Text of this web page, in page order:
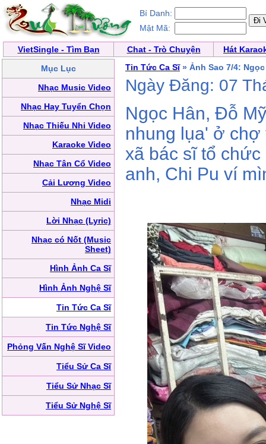
Bí Danh:
Mật Mã:
VietSingle - Tìm Bạn Chat - Trò Chuyện
Hát
Mục Lục
Nhạc Music Video
Nhạc Hay Tuyển Chọn
Nhạc Thiếu Nhi Video
Karaoke Video
Nhạc Tân Cổ Video
Cải Lương Video
Nhạc Midi
Lời Nhạc (Lyric)
Nhạc có Nốt (Music
Sheet)
Hình Ảnh Ca Sĩ
Hình Ảnh Nghệ Sĩ
Tin Tức Ca Sĩ
Tin Tức Nghệ Sĩ
Phỏng Vấn Nghệ Sĩ Video
Tiểu Sử Ca Sĩ
Tiểu Sử Nhạc Sĩ
Tiểu Sử Nghệ Sĩ
Tin Tức Ca Sĩ» Ảnh Sao 7/4:
Ngày Đăng: 07
Ngọc Hân, Đỗ
nhung lụa' ở chợ
xã bác sĩ tổ
anh, Chi Pu ví